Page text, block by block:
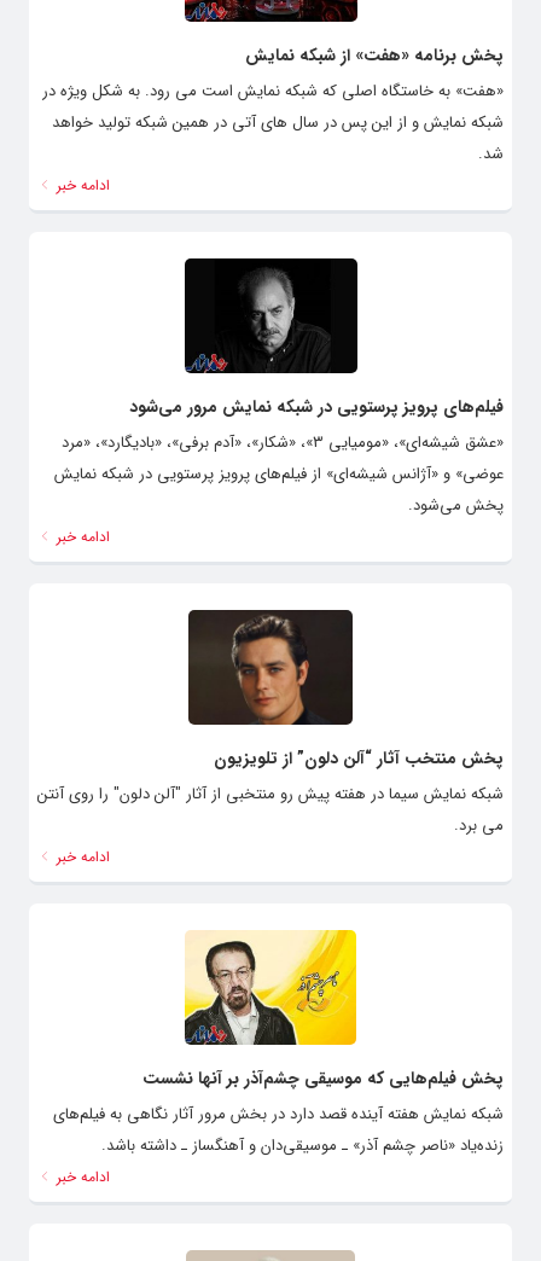
پخش برنامه «هفت» از شبکه نمایش
«هفت» به خاستگاه اصلی که شبکه نمایش است می رود. به شکل ویژه در
شبکه نمایش و از این پس در سال های آتی در همین شبکه تولید خواهد
شد.
ادامه خبر
فیلم‌های پرویز پرستویی در شبکه نمایش مرور می‌شود
«عشق شیشه‌ای»، «مومیایی ۳»، «شکار»، «آدم برفی»، «بادیگارد»، «مرد
عوضی» و «آژانس شیشه‌ای» از فیلم‌های پرویز پرستویی در شبکه نمایش
پخش می‌شود.
ادامه خبر
پخش منتخب آثار “آلن دلون” از تلویزیون
شبکه نمایش سیما در هفته پیش رو منتخبی از آثار "آلن دلون" را روی آنتن
می برد.
ادامه خبر
پخش فیلم‌هایی که موسیقی چشم‌آذر بر آنها نشست
شبکه نمایش هفته آینده قصد دارد در بخش مرور آثار نگاهی به فیلم‌های
زنده‌یاد «ناصر چشم آذر» ـ موسیقی‌دان و آهنگساز ـ داشته باشد.
ادامه خبر